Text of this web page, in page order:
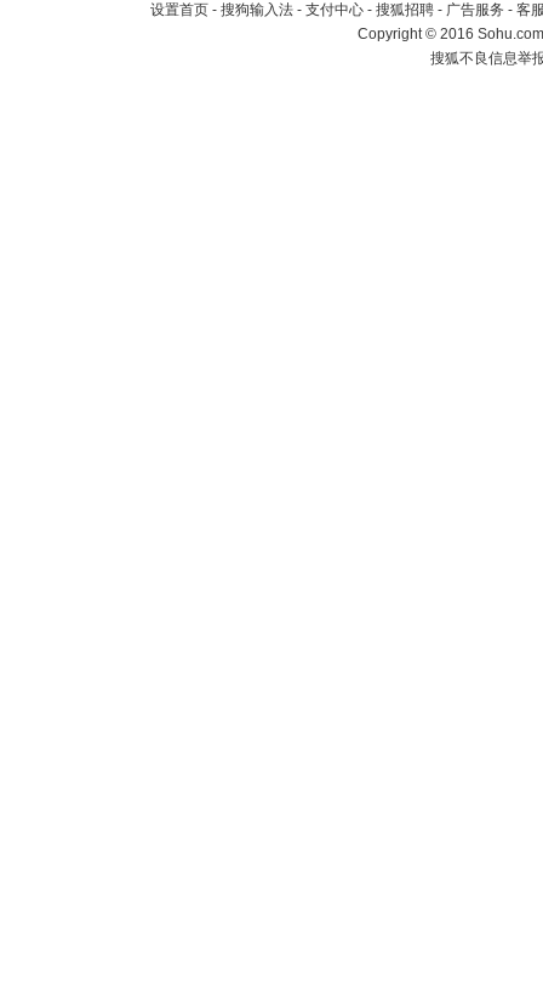
设置首页 - 搜狗输入法 - 支付中心 - 搜狐招聘 - 广告服务 - 客
Copyright©2016
搜狐不良信息举